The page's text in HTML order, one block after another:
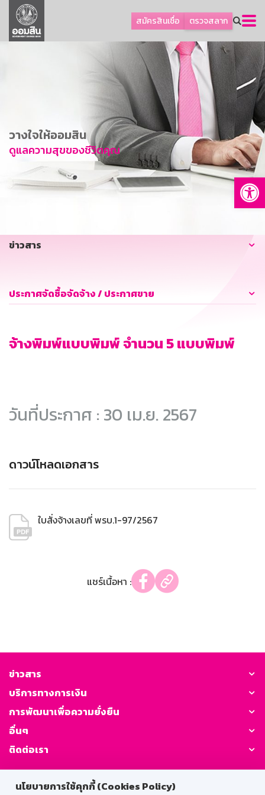
นโยบายการใช้คุกกี้ (Cookies Policy)
สมัครสินเชื่อ ตรวจสลาก
ลูกค้าธุรกิจ
ลูกค้าผู้ประกอบรายย่อย
การพัฒนาที่ยั่งยืน
ข่าวสาร
บริการทางการเงิน
อื่นๆ
วางใจให้ออมสิน
ดูแลความสุขของชีวิตคุณ
ข่าวสาร
ประกาศจัดซื้อจัดจ้าง / ประกาศขาย
จ้างพิมพ์แบบพิมพ์ จำนวน 5 แบบพิมพ์
วันที่ประกาศ : 30 เม.ย. 2567
ดาวน์โหลดเอกสาร
ใบสั่งจ้างเลขที่ พรบ.1-97/2567
แชร์เนื้อหา :
ข่าวสาร
บริการทางการเงิน
การพัฒนาเพื่อความยั่งยืน
อื่นๆ
ติดต่อเรา
GSB Society: